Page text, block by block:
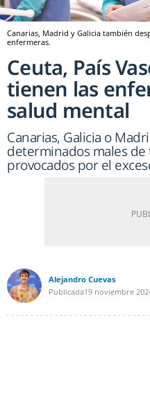
Canarias, Madrid y Galicia también
enfermeras.
Ceuta, País
tienen las
salud mental
Canarias, Galicia o
determinados males
provocados por el
Alejandro Cuevas
Publicada19 noviembre